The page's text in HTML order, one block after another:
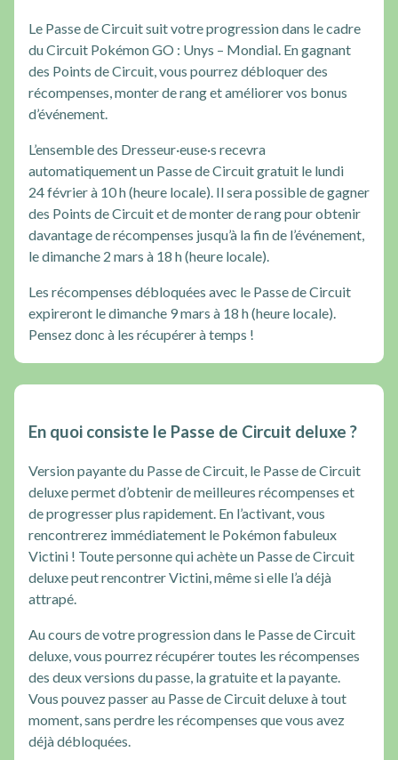
Le Passe de Circuit suit votre progression dans le cadre
du Circuit Pokémon GO : Unys – Mondial. En gagnant
des Points de Circuit, vous pourrez débloquer des
récompenses, monter de rang et améliorer vos bonus
d’événement.
L’ensemble des Dresseur·euse·s recevra
automatiquement un Passe de Circuit gratuit le lundi
24 février à 10 h (heure locale). Il sera possible de gagner
des Points de Circuit et de monter de rang pour obtenir
davantage de récompenses jusqu’à la fin de l’événement,
le dimanche 2 mars à 18 h (heure locale).
Les récompenses débloquées avec le Passe de Circuit
expireront le dimanche 9 mars à 18 h (heure locale).
Pensez donc à les récupérer à temps !
En quoi consiste le Passe de Circuit deluxe ?
Version payante du Passe de Circuit, le Passe de Circuit
deluxe permet d’obtenir de meilleures récompenses et
de progresser plus rapidement. En l’activant, vous
rencontrerez immédiatement le Pokémon fabuleux
Victini ! Toute personne qui achète un Passe de Circuit
deluxe peut rencontrer Victini, même si elle l’a déjà
attrapé.
Au cours de votre progression dans le Passe de Circuit
deluxe, vous pourrez récupérer toutes les récompenses
des deux versions du passe, la gratuite et la payante.
Vous pouvez passer au Passe de Circuit deluxe à tout
moment, sans perdre les récompenses que vous avez
déjà débloquées.